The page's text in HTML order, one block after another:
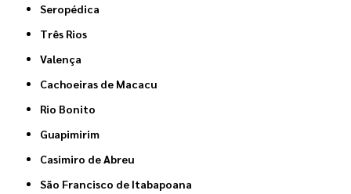
Seropédica
Três Rios
Valença
Cachoeiras de Macacu
Rio Bonito
Guapimirim
Casimiro de Abreu
São Francisco de Itabapoana